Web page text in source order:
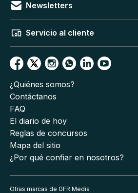
Newsletters
Servicio al cliente
¿Quiénes somos?
Contáctanos
FAQ
El diario de hoy
Reglas de concursos
Mapa del sitio
¿Por qué confiar en nosotros?
Otras marcas de GFR Media